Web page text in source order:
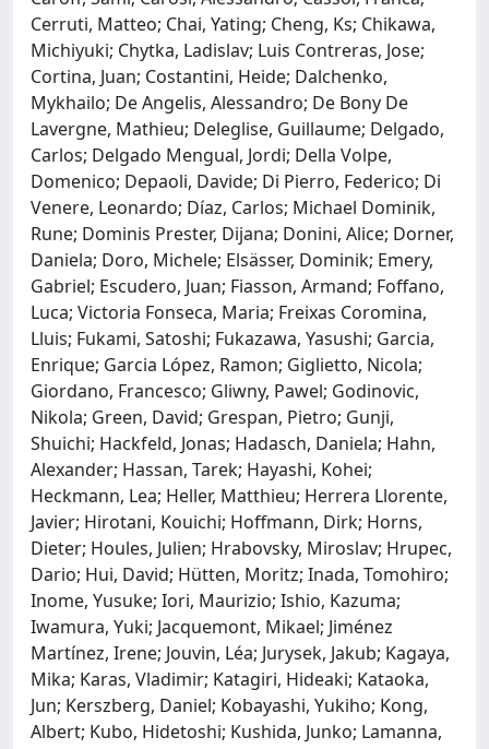
Cerruti, Matteo; Chai, Yating; Cheng, Ks; Chikawa,
Michiyuki; Chytka, Ladislav; Luis Contreras, Jose;
Cortina, Juan; Costantini, Heide; Dalchenko,
Mykhailo; De Angelis, Alessandro; De Bony De
Lavergne, Mathieu; Deleglise, Guillaume; Delgado,
Carlos; Delgado Mengual, Jordi; Della Volpe,
Domenico; Depaoli, Davide; Di Pierro, Federico; Di
Venere, Leonardo; Díaz, Carlos; Michael Dominik,
Rune; Dominis Prester, Dijana; Donini, Alice; Dorner,
Daniela; Doro, Michele; Elsässer, Dominik; Emery,
Gabriel; Escudero, Juan; Fiasson, Armand; Foffano,
Luca; Victoria Fonseca, Maria; Freixas Coromina,
Lluis; Fukami, Satoshi; Fukazawa, Yasushi; Garcia,
Enrique; Garcia López, Ramon; Giglietto, Nicola;
Giordano, Francesco; Gliwny, Pawel; Godinovic,
Nikola; Green, David; Grespan, Pietro; Gunji,
Shuichi; Hackfeld, Jonas; Hadasch, Daniela; Hahn,
Alexander; Hassan, Tarek; Hayashi, Kohei;
Heckmann, Lea; Heller, Matthieu; Herrera Llorente,
Javier; Hirotani, Kouichi; Hoffmann, Dirk; Horns,
Dieter; Houles, Julien; Hrabovsky, Miroslav; Hrupec,
Dario; Hui, David; Hütten, Moritz; Inada, Tomohiro;
Inome, Yusuke; Iori, Maurizio; Ishio, Kazuma;
Iwamura, Yuki; Jacquemont, Mikael; Jiménez
Martínez, Irene; Jouvin, Léa; Jurysek, Jakub; Kagaya,
Mika; Karas, Vladimir; Katagiri, Hideaki; Kataoka,
Jun; Kerszberg, Daniel; Kobayashi, Yukiho; Kong,
Albert; Kubo, Hidetoshi; Kushida, Junko; Lamanna,